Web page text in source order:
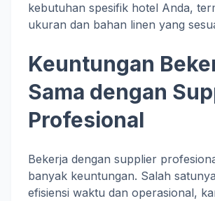
kebutuhan spesifik hotel Anda,
ukuran dan bahan linen yang
Keuntungan
Sama dengan
Profesional
Bekerja dengan supplier
banyak keuntungan. Salah
efisiensi waktu dan operasional,